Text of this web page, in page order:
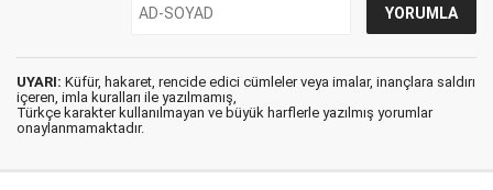
UYARI: Küfür, hakaret, rencide edici cümleler veya imalar, inançlara saldırı
içeren, imla kuralları ile yazılmamış,
Türkçe karakter kullanılmayan ve büyük harflerle yazılmış yorumlar
onaylanmamaktadır.